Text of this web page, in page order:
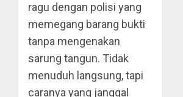
ragu dengan polisi yang
memegang barang bukti
tanpa mengenakan
sarung tangun. Tidak
menuduh langsung, tapi
caranya yang janggal